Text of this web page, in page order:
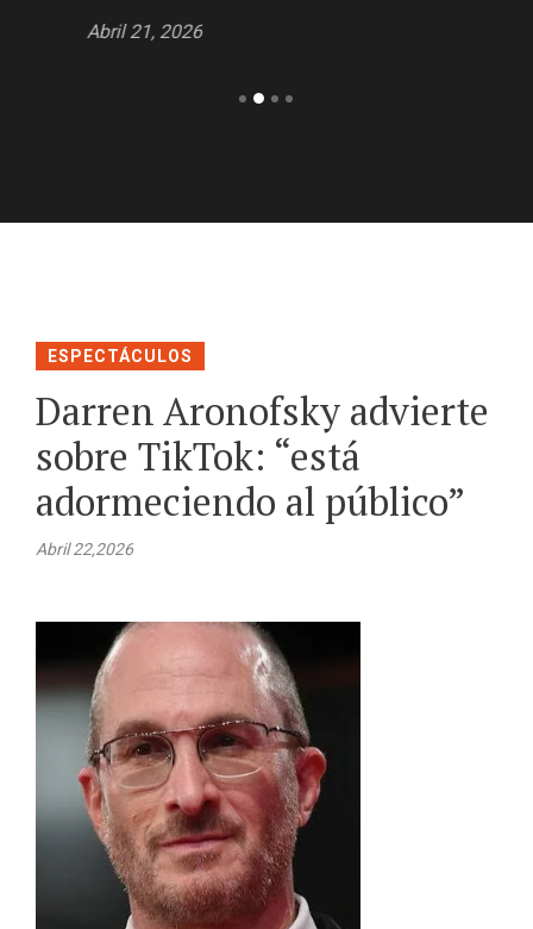
Abril 21, 2026
ESPECTÁCULOS
Darren Aronofsky advierte
sobre TikTok: “está
adormeciendo al público”
Abril 22,2026